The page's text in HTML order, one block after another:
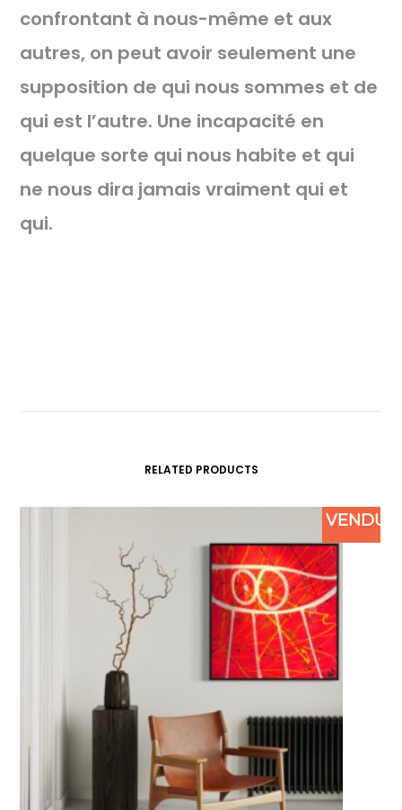
confrontant à nous-même et aux
autres, on peut avoir seulement une
supposition de qui nous sommes et de
qui est l’autre. Une incapacité en
quelque sorte qui nous habite et qui
ne nous dira jamais vraiment qui et
qui.
RELATED PRODUCTS
VENDU